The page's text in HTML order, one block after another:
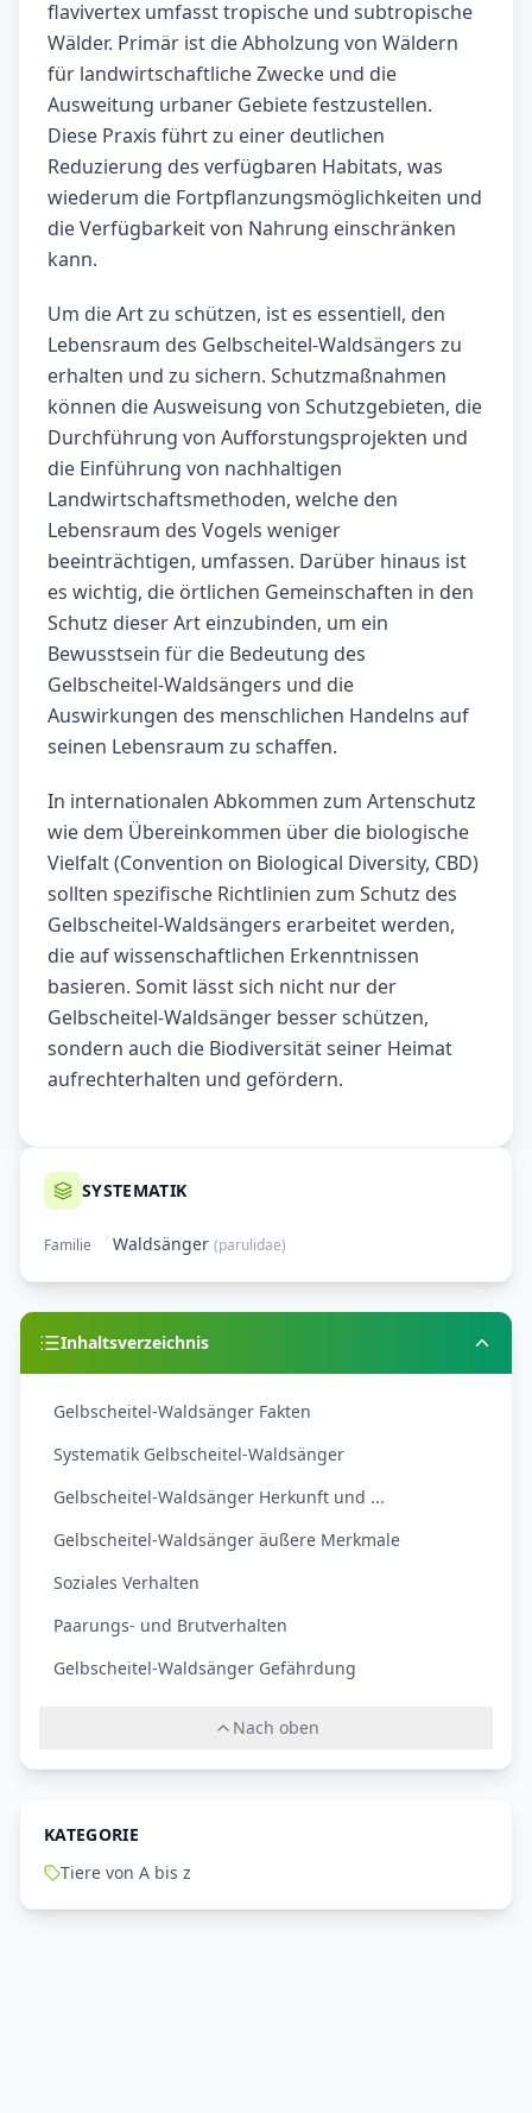
flavivertex umfasst tropische und subtropische
Wälder. Primär ist die Abholzung von Wäldern
für landwirtschaftliche Zwecke und die
Ausweitung urbaner Gebiete festzustellen.
Diese Praxis führt zu einer deutlichen
Reduzierung des verfügbaren Habitats, was
wiederum die Fortpflanzungsmöglichkeiten und
die Verfügbarkeit von Nahrung einschränken
kann.
Um die Art zu schützen, ist es essentiell, den
Lebensraum des Gelbscheitel-Waldsängers zu
erhalten und zu sichern. Schutzmaßnahmen
können die Ausweisung von Schutzgebieten, die
Durchführung von Aufforstungsprojekten und
die Einführung von nachhaltigen
Landwirtschaftsmethoden, welche den
Lebensraum des Vogels weniger
beeinträchtigen, umfassen. Darüber hinaus ist
es wichtig, die örtlichen Gemeinschaften in den
Schutz dieser Art einzubinden, um ein
Bewusstsein für die Bedeutung des
Gelbscheitel-Waldsängers und die
Auswirkungen des menschlichen Handelns auf
seinen Lebensraum zu schaffen.
In internationalen Abkommen zum Artenschutz
wie dem Übereinkommen über die biologische
Vielfalt (Convention on Biological Diversity, CBD)
sollten spezifische Richtlinien zum Schutz des
Gelbscheitel-Waldsängers erarbeitet werden,
die auf wissenschaftlichen Erkenntnissen
basieren. Somit lässt sich nicht nur der
Gelbscheitel-Waldsänger besser schützen,
sondern auch die Biodiversität seiner Heimat
aufrechterhalten und gefördern.
SYSTEMATIK
Familie Waldsänger (parulidae)
Inhaltsverzeichnis
Gelbscheitel-Waldsänger Fakten
Systematik Gelbscheitel-Waldsänger
Gelbscheitel-Waldsänger Herkunft und ...
Gelbscheitel-Waldsänger äußere Merkmale
Soziales Verhalten
Paarungs- und Brutverhalten
Gelbscheitel-Waldsänger Gefährdung
Nach oben
KATEGORIE
Tiere von A bis z